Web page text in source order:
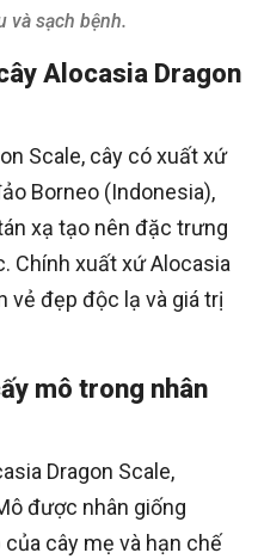
và sạch bệnh.
Alocasia Dragon
Scale, cây có xuất xứ
Borneo (Indonesia),
xạ tạo nên đặc trưng
Chính xuất xứ Alocasia
vẻ đẹp độc lạ và giá trị
mô trong nhân
Dragon Scale,
được nhân giống
cây mẹ và hạn chế